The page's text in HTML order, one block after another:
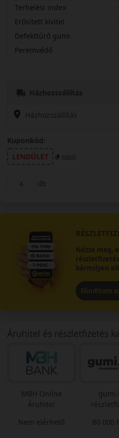
Terhelési index
Erősített kivitel
Defekttűrő gumi
Peremvédő
Házhozszállítás
Házhozszállítás
Kuponkód:
LENDÜLET
másol
db
Nézze meg,
részletfizetés
bármilyen
Elindítom
Áruhitel és részletfizetés
MBH Online
Áruhitel
Nem elérhető
80 000